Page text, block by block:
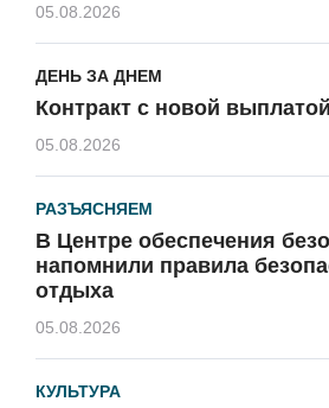
05.08.2026
ДЕНЬ ЗА ДНЕМ
Контракт с новой выплатой
05.08.2026
РАЗЪЯСНЯЕМ
В Центре обеспечения
напомнили правила
отдыха
05.08.2026
КУЛЬТУРА